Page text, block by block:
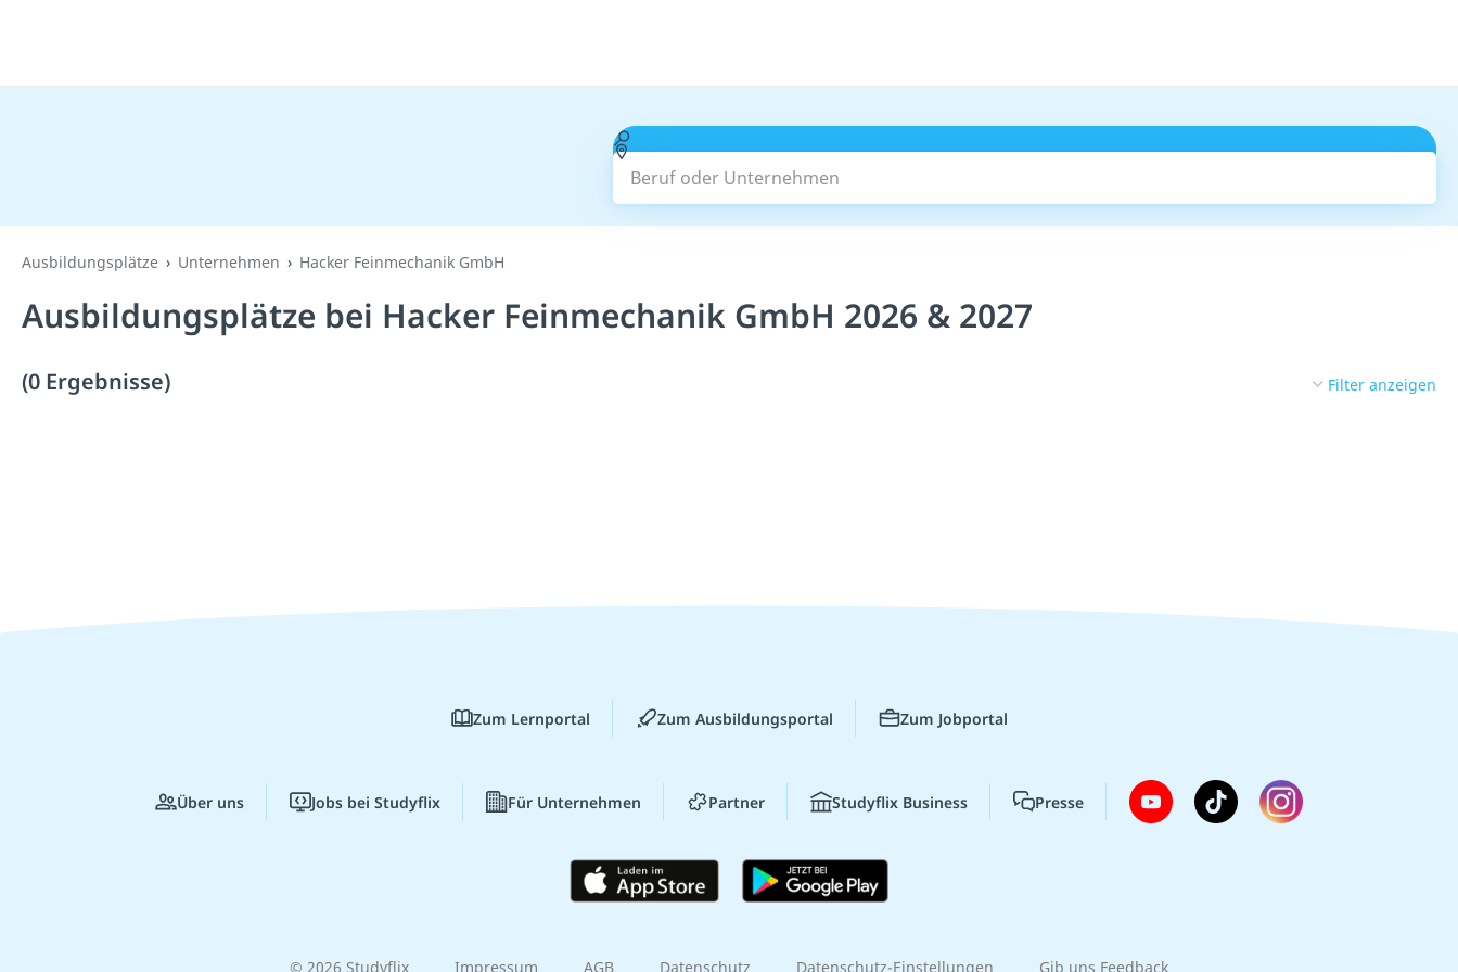
Beruf oder Unternehmen
Ausbildungsplätze Unternehmen Hacker Feinmechanik GmbH
Ausbildungsplätze bei Hacker Feinmechanik GmbH 2026 & 2027
(0 Ergebnisse) Filter anzeigen
Zum Lernportal Zum Ausbildungsportal Zum Jobportal
Über uns Jobs bei Studyflix Für Unternehmen Partner Studyflix Business Presse
© 2026 Studyflix Impressum AGB Datenschutz Datenschutz-Einstellungen Gib uns Feedback